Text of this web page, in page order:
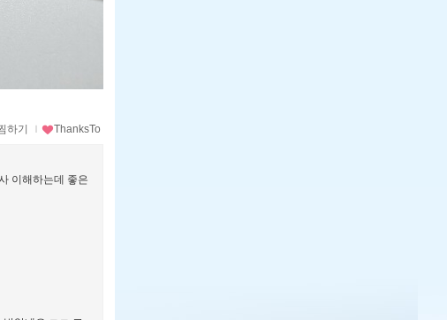
하기 ｌ ThanksTo
이해하는데 좋은